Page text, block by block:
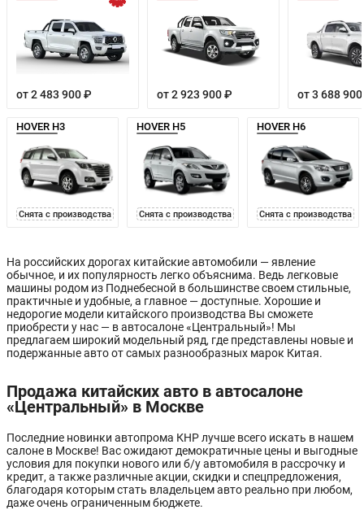
от 2 483 900 ₽ от 2 923 900 ₽ от 3 688
HOVER H3
Снята с производства
HOVER H5
Снята с производства
HOVER H6
Снята с производства
На российских дорогах китайские автомобили — явление
обычное, и их популярность легко объяснима. Ведь легковые
машины родом из Поднебесной в большинстве своем стильные,
практичные и удобные, а главное — доступные. Хорошие и
недорогие модели китайского производства Вы сможете
приобрести у нас — в автосалоне «Центральный»! Мы
предлагаем широкий модельный ряд, где представлены новые и
подержанные авто от самых разнообразных марок Китая.
Продажа китайских авто в автосалоне
«Центральный» в Москве
Последние новинки автопрома КНР лучше всего искать в нашем
салоне в Москве! Вас ожидают демократичные цены и выгодные
условия для покупки нового или б/у автомобиля в рассрочку и
кредит, а также различные акции, скидки и спецпредложения,
благодаря которым стать владельцем авто реально при любом,
даже очень ограниченным бюджете.